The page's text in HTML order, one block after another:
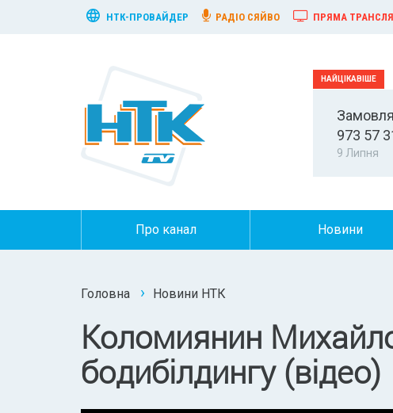
НТК-ПРОВАЙДЕР РАДІО СЯЙВО ПРЯМА
973 57
9 Липня
Про канал Новини
Головна Новини НТК
Коломиянин
бодибілдингу (відео)